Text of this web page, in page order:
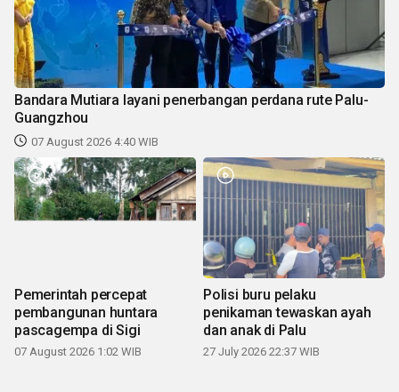
Bandara Mutiara layani penerbangan perdana rute Palu-
Guangzhou
07 August 2026 4:40 WIB
Pemerintah percepat
pembangunan huntara
pascagempa di Sigi
07 August 2026 1:02 WIB
Polisi buru pelaku
penikaman tewaskan ayah
dan anak di Palu
27 July 2026 22:37 WIB